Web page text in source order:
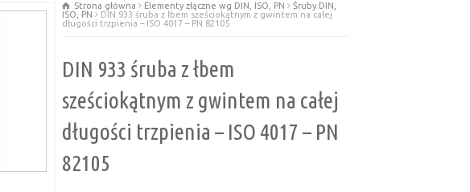
Strona główna Elementy złączne wg DIN, ISO, PN
Śruby DIN,
ISO, PN
DIN 933 śruba z łbem sześciokątnym z gwintem na całej
długości trzpienia – ISO 4017 – PN 82105
DIN 933 śruba z łbem
sześciokątnym z gwintem na całej
długości trzpienia – ISO 4017 – PN
82105